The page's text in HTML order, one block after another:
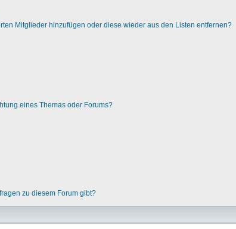
Mitglieder hinzufügen oder diese wieder aus den Listen entfernen?
eines Themas oder Forums?
zu diesem Forum gibt?